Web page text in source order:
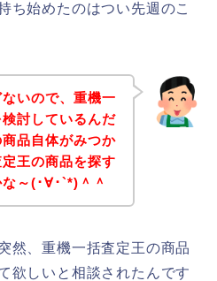
ち始めたのはつい先週のこ
いので、重機一
討しているんだ
品自体がみつか
王の商品を探す
～(･∀･`*)＾＾
然、重機一括査定王の商品
欲しいと相談されたんです